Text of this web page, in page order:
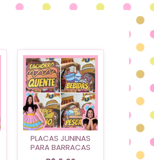
PLACAS JUNINAS
PARA BARRACAS